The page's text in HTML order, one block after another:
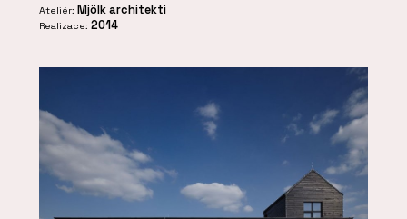
Ateliér: Mjölk architekti
Realizace: 2014